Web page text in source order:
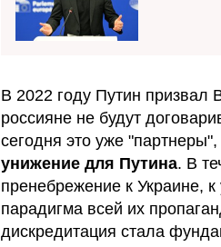
В 2022 году Путин призвал
россияне не будут
сегодня это уже
унижение для Путина. В
пренебрежение к Украине,
парадигма всей их
дискредитация стала